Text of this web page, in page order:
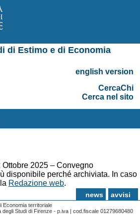
di Estimo e di Economia
english version
CercaChi
Cerca nel sito
Ottobre 2025 – Convegno
disponibile perché archiviata. In caso
Redazione web.
news avvisi
Economia territoriale
Studi di Firenze - p.iva | cod.fiscale 01279680480